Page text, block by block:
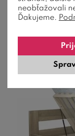
neobťažovali
Ďakujeme.